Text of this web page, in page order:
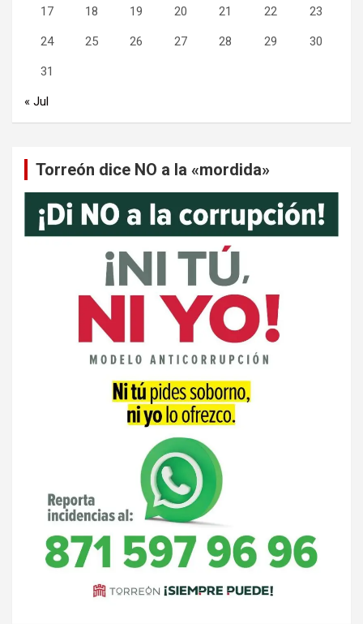
17 18 19 20 21 22 23
24 25 26 27 28 29 30
31
« Jul
Torreón dice NO a la «mordida»